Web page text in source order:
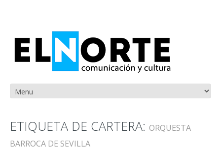
ETIQUETA DE CARTERA: ORQUESTA
BARROCA DE SEVILLA